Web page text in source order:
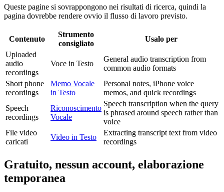
Queste pagine si sovrappongono nei risultati di ricerca, quindi la
pagina dovrebbe rendere ovvio il flusso di lavoro previsto.
Contenuto
Strumento
consigliato
Usalo per
Uploaded
audio
recordings
Voce in Testo
General audio transcription from
common audio formats
Short phone
recordings
Memo Vocale
in Testo
Personal notes, iPhone voice
memos, and quick recordings
Speech
recordings
Riconoscimento
Vocale
Speech transcription when the query
is phrased around speech rather than
voice
File video
caricati
Video in Testo
Extracting transcript text from video
recordings
Gratuito, nessun account, elaborazione
temporanea